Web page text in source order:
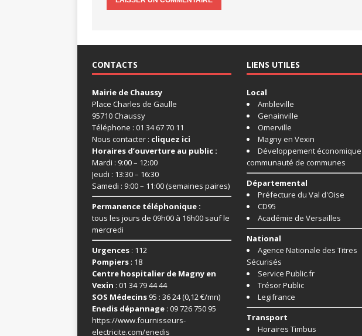
CONTACTS
Mairie de Chaussy
Place Charles de Gaulle
95710 Chaussy
Téléphone : 01 34 67 70 11
Nous contacter : cliquez ici
Horaires d’ouverture au public :
Mardi : 9:00 – 12:00
Jeudi : 13:30 – 16:30
Samedi : 9:00 – 11:00 (semaines paires)
Permanence téléphonique :
tous les jours de 09h00 à 16h00 sauf le
mercredi
Urgences : 112
Pompiers : 18
Centre hospitalier de Magny en
Vexin : 01 34 79 44 44
SOS Médecins 95 : 36 24 (0,12 €/mn)
Enedis dépannage : 09 726 750 95
https://www.fournisseurs-
electricite.com/enedis
LIENS UTILES
Local
Ambleville
Genainville
Omerville
Magny en Vexin
Développement
communauté de communes
Départemental
Préfecture du Val d'Oise
CD95
Académie de Versailles
National
Agence Nationale des Titres
Sécurisés
Service Public.fr
Trésor Public
Legifrance
Transport
Horaires Timbus